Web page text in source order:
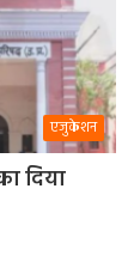
एजुकेशन
दिया